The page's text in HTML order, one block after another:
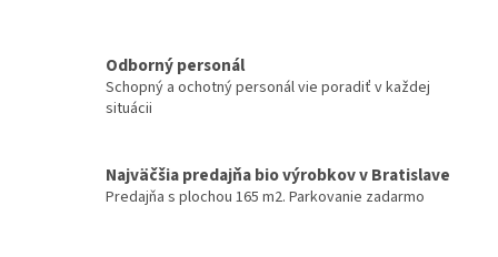
Odborný personál
Schopný a ochotný personál vie poradiť v každej
situácii
Najväčšia predajňa bio výrobkov v Bratislave
Predajňa s plochou 165 m2. Parkovanie zadarmo